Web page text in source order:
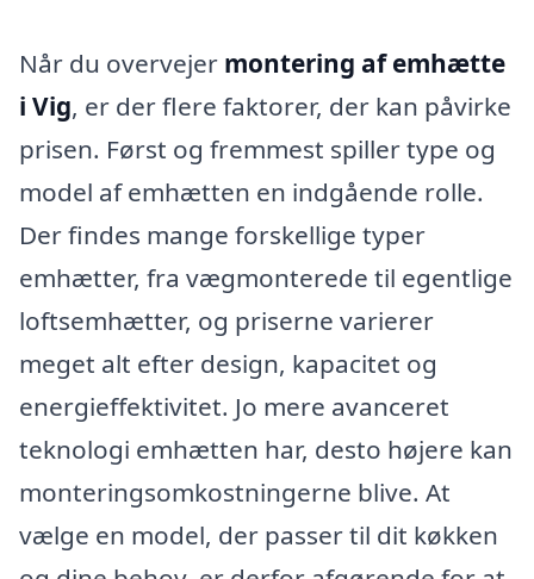
Når du overvejer montering af emhætte
i Vig, er der flere faktorer, der kan påvirke
prisen. Først og fremmest spiller type og
model af emhætten en indgående rolle.
Der findes mange forskellige typer
emhætter, fra vægmonterede til egentlige
loftsemhætter, og priserne varierer
meget alt efter design, kapacitet og
energieffektivitet. Jo mere avanceret
teknologi emhætten har, desto højere kan
monteringsomkostningerne blive. At
vælge en model, der passer til dit køkken